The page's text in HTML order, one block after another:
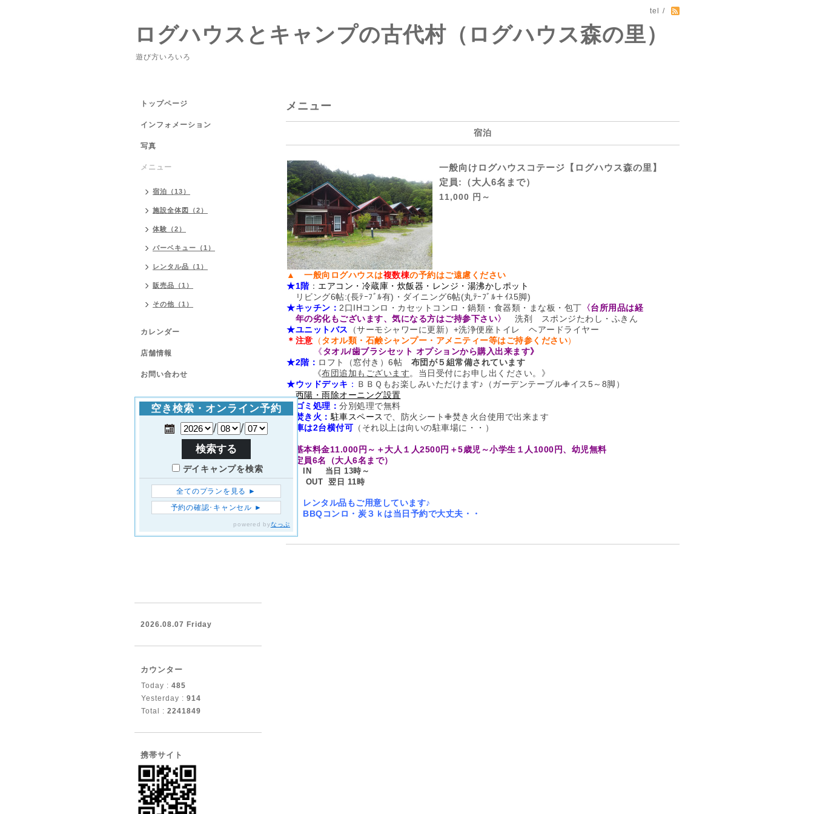
tel /
ログハウスとキャンプの古代村（ログハウス森の里）
遊び方いろいろ
メニュー
宿泊
一般向けログハウスコテージ【ログハウス森の里】
定員:（大人6名まで）
11,000 円～
▲ 一般向ログハウスは複数棟の予約はご遠慮ください
★1階： エアコン・冷蔵庫・炊飯器・レンジ・湯沸かしポット
リビング6帖:(長ﾃｰﾌﾞﾙ有)・ダイニング6帖(丸ﾃｰﾌﾞﾙ＋ｲｽ5脚)
★キッチン： 2口IHコンロ・カセットコンロ・鍋類・食器類・まな板・包丁 〈台所用品は経
年の劣化もございます、気になる方はご持参下さい〉
洗剤 スポンジたわし・ふきん
★ユニットバス （サーモシャワーに更新）+洗浄便座トイレ ヘアードライヤー
＊注意 （タオル類・石鹸シャンプー・アメニティー等はご持参ください）
《タオル/歯ブラシセット オプションから購入出来ます》
★2階： ロフト（窓付き）6帖 布団が５組常備されています
《布団追加もございます。当日受付にお申し出ください。》
★ウッドデッキ ： ＢＢＱもお楽しみいただけます♪（ガーデンテーブル✙イス5～8脚）
西陽・雨除オーニング設置
★ゴミ処理： 分別処理で無料
★焚き火： 駐車スペース で、防火シート✙焚き火台使用で出来ます
★車は2台横付可 （それ以上は向いの駐車場に・・）
基本料金11.000円～＋大人１人2500円＋5歳児～小学生１人1000円、幼児無料
定員6名（大人6名まで）
IN 当日 13時～
OUT 翌日 11時
レンタル品もご用意しています♪
BBQコンロ・炭３ｋは当日予約で大丈夫・・
トップページ
インフォメーション
写真
メニュー
宿泊（13）
施設全体図（2）
体験（2）
バーベキュー（1）
レンタル品（1）
販売品（1）
その他（1）
カレンダー
店舗情報
お問い合わせ
2026.08.07 Friday
カウンター
Today : 485
Yesterday : 914
Total : 2241849
携帯サイト